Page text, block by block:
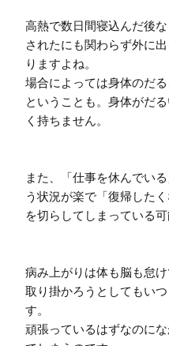
高熱で数日間寝込んだ後
されたにも関わらず外に
りますよね。
場合によっては身体のだ
ということも。身体がだ
く持ちません。
また、「仕事を休んでい
う状況が楽で「復帰した
を切らしてしまっている可
病み上がりは体も脳も怠
取り掛かろうとしてもい
す。
頑張っているはずなのに